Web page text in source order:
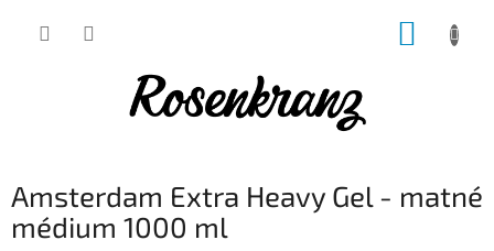
Amsterdam Extra Heavy Gel - matné
médium 1000 ml